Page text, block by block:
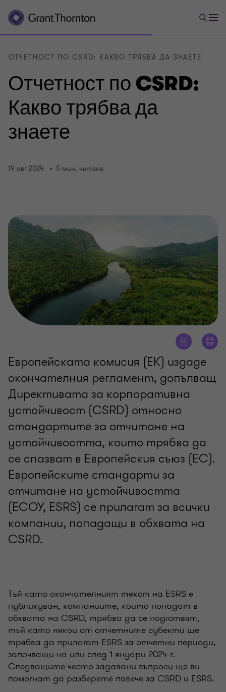
Отчетност по CSRD:
Какво трябва да
знаете
ОТЧЕТНОСТ ПО CSRD: КАКВО ТРЯБВА ДА ЗНАЕТЕ
19 авг 2024 5 мин. четене
Европейската комисия (ЕК) издаде
окончателния регламент, допълващ
Директивата за корпоративна
устойчивост (CSRD) относно
стандартите за отчитане на
устойчивостта, които трябва да
се спазват в Европейския съюз (ЕС).
Европейските стандарти за
отчитане на устойчивостта
(ЕСОУ, ESRS) се прилагат за всички
компании, попадащи в обхвата на
CSRD.
Тъй като окончателният текст на ESRS е
публикуван, компаниите, които попадат в
обхвата на CSRD, трябва да се подготвят,
тъй като някои от отчетните субекти ще
трябва да прилагат ESRS за отчетни периоди,
започващи на или след 1 януари 2024 г.
Следващите често задавани въпроси ще ви
помогнат да разберете повече за CSRD и ESRS.